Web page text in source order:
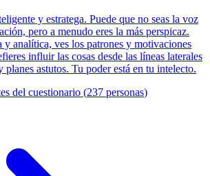
y estratega. Puede que no seas la voz
pero a menudo eres la más perspicaz.
y analítica, ves los patrones y motivaciones
influir las cosas desde las líneas laterales
astutos. Tu poder está en tu intelecto.
del cuestionario (237 personas)